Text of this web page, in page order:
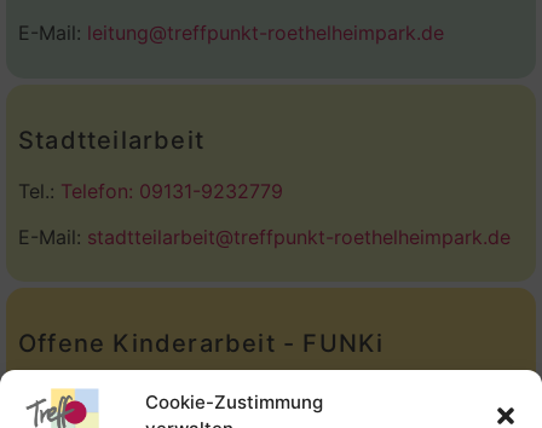
Cookie-Zustimmung
E-Mail: leitung@treffpunkt-roethelheimpark.de
Stadtteilarbeit
Tel.: Telefon: 09131-9232779
E-Mail: stadtteilarbeit@treffpunkt-roethelheimpark.de
Offene Kinderarbeit - FUNKi
Tel.:Telefon: 09131-610749